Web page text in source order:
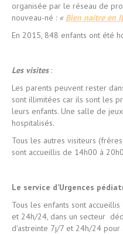
organisée par le réseau de
nouveau-né : « Bien naitre en
En 2015, 848 enfants ont été
Les visites:
Les parents peuvent rester
sont illimitées car ils sont les
leurs enfants. Une salle de
hospitalisés.
Tous les autres visiteurs
sont accueillis de 14h00 à
Le service d’Urgences
Tous les enfants sont
et 24h/24, dans un secteur
d’astreinte 7j/7 et 24h/24